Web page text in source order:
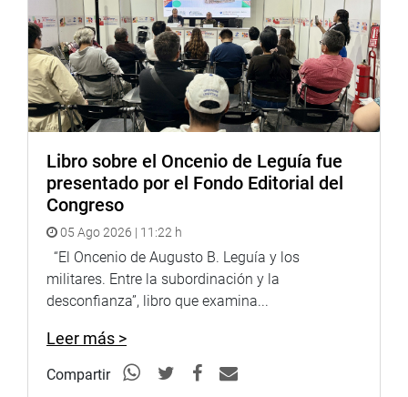
DESPACHO CONGRESAL
Libro sobre el Oncenio de Leguía fue
presentado por el Fondo Editorial del
Congreso
05 Ago 2026 | 11:22 h
“El Oncenio de Augusto B. Leguía y los
militares. Entre la subordinación y la
desconfianza”, libro que examina...
Leer más >
Compartir